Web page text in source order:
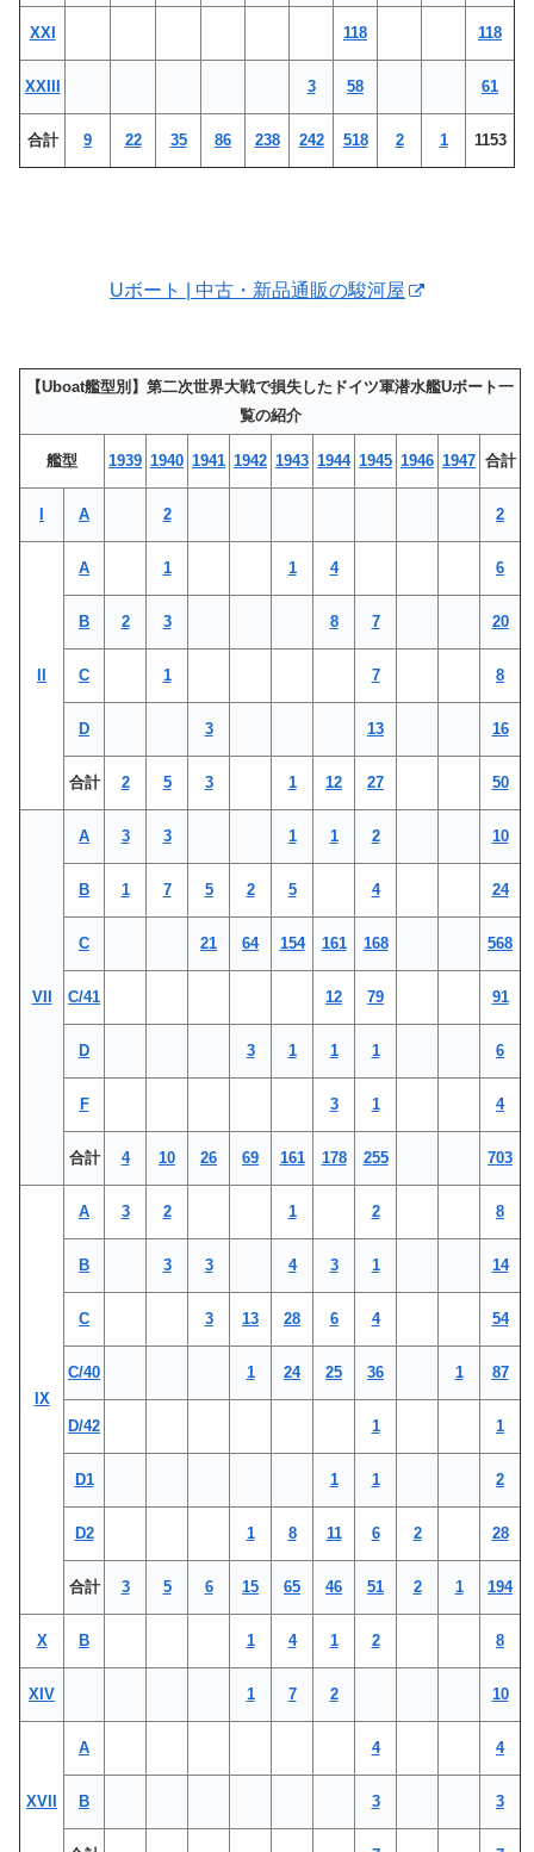
XXI 118 118
XXIII 3 58 61
合計 9 22 35 86 238 242 518 2 1 1153
Uボート | 中古・新品通販の駿河屋
【Uboat艦型別】第二次世界大戦で損失したドイツ軍潜水艦Uボート一
覧の紹介
艦型 1939 1940 1941 1942 1943 1944 1945 1946 1947 合計
I A 2 2
II
A 1 1 4 6
B 2 3 8 7 20
C 1 7 8
D 3 13 16
合計 2 5 3 1 12 27 50
VII
A 3 3 1 1 2 10
B 1 7 5 2 5 4 24
C 21 64 154 161 168 568
C/41 12 79 91
D 3 1 1 1 6
F 3 1 4
合計 4 10 26 69 161 178 255 703
IX
A 3 2 1 2 8
B 3 3 4 3 1 14
C 3 13 28 6 4 54
C/40 1 24 25 36 1 87
D/42 1 1
D1 1 1 2
D2 1 8 11 6 2 28
合計 3 5 6 15 65 46 51 2 1 194
X B 1 4 1 2 8
XIV 1 7 2 10
XVII
A 4 4
B 3 3